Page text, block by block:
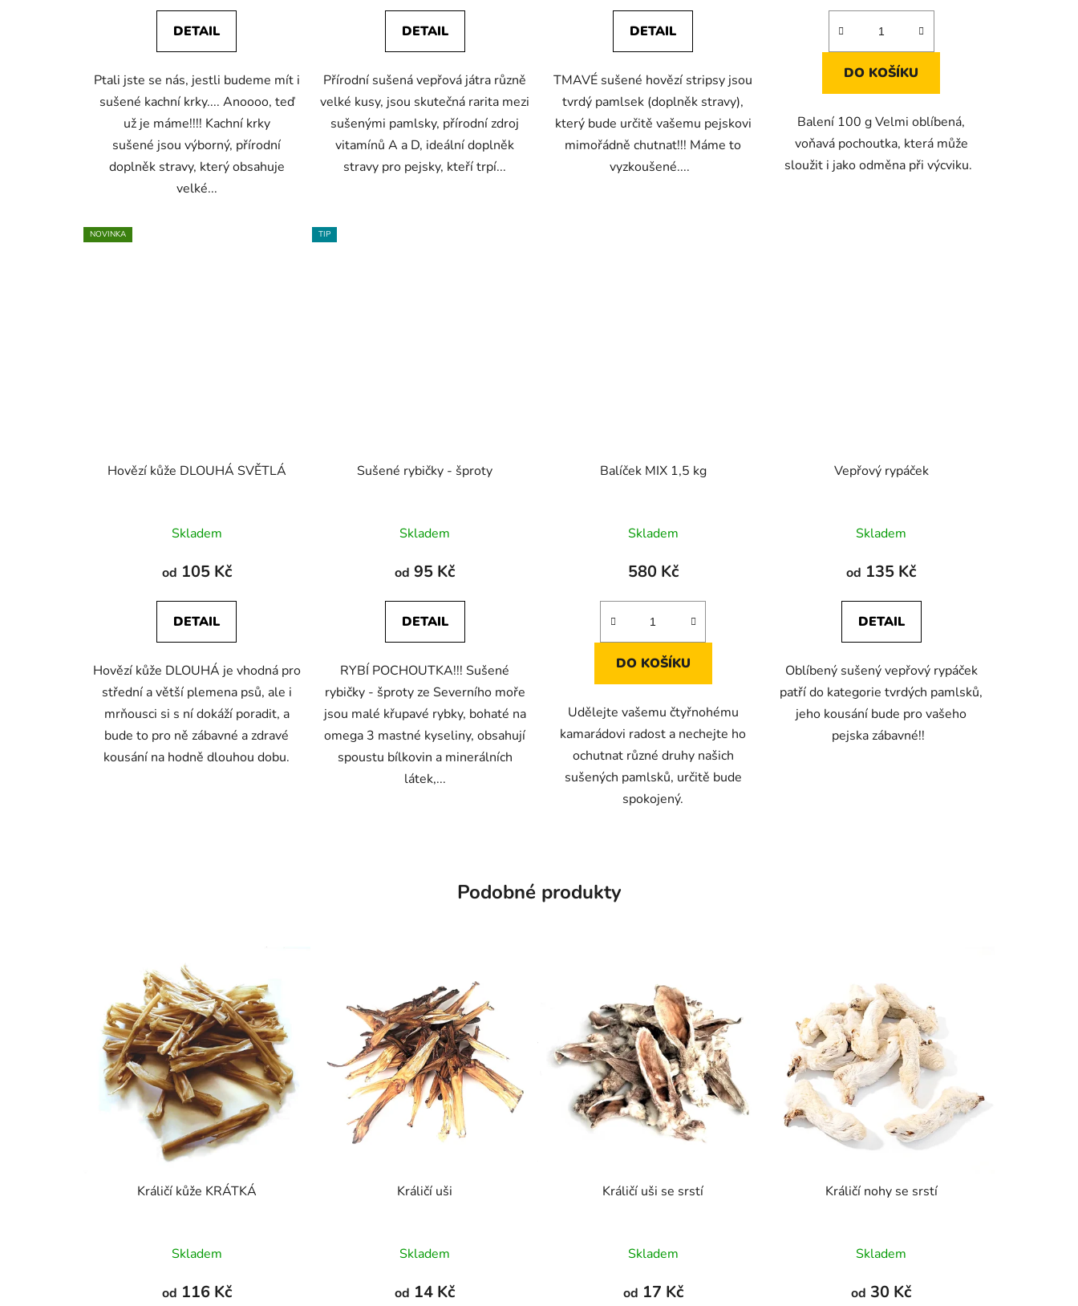
5,0
z
hvězdiček.
DETAIL
Ptali jste se nás, jestli budeme mít i
sušené kachní krky.... Anoooo, teď
už je máme!!!! Kachní krky
sušené jsou výborný, přírodní
doplněk stravy, který obsahuje
velké...
5,0
z
hvězdiček.
DETAIL
Přírodní sušená vepřová játra různě
velké kusy, jsou skutečná rarita mezi
sušenými pamlsky, přírodní zdroj
vitamínů A a D, ideální doplněk
stravy pro pejsky, kteří trpí...
5,0
z
hvězdiček.
DETAIL
TMAVÉ sušené hovězí stripsy jsou
tvrdý pamlsek (doplněk stravy),
který bude určitě vašemu pejskovi
mimořádně chutnat!!! Máme to
vyzkoušené....
5,0
z
hvězdiček.
DO KOŠÍKU
Balení 100 g Velmi oblíbená,
voňavá pochoutka, která může
sloužit i jako odměna při výcviku.
NOVINKA
Hovězí kůže DLOUHÁ SVĚTLÁ
hodnocení
produktu
4,0
z
hvězdiček.
Skladem
od 105 Kč
DETAIL
Hovězí kůže DLOUHÁ je vhodná pro
střední a větší plemena psů, ale i
mrňousci si s ní dokáží poradit, a
bude to pro ně zábavné a zdravé
kousání na hodně dlouhou dobu.
TIP
Sušené rybičky - šproty
hodnocení
produktu
5,0
z
hvězdiček.
Skladem
od 95 Kč
DETAIL
RYBÍ POCHOUTKA!!! Sušené
rybičky - šproty ze Severního moře
jsou malé křupavé rybky, bohaté na
omega 3 mastné kyseliny, obsahují
spoustu bílkovin a minerálních
látek,...
Balíček MIX 1,5 kg
hodnocení
produktu
5,0
z
hvězdiček.
Skladem
580 Kč
DO KOŠÍKU
Udělejte vašemu čtyřnohému
kamarádovi radost a nechejte ho
ochutnat různé druhy našich
sušených pamlsků, určitě bude
spokojený.
Vepřový rypáček
hodnocení
produktu
4,3
z
hvězdiček.
Skladem
od 135 Kč
DETAIL
Oblíbený sušený vepřový rypáček
patří do kategorie tvrdých pamlsků,
jeho kousání bude pro vašeho
pejska zábavné!!
Podobné produkty
Králičí kůže KRÁTKÁ
hodnocení
produktu
Skladem
od 116 Kč
Králičí uši
hodnocení
produktu
Skladem
od 14 Kč
Králičí uši se srstí
hodnocení
produktu
Skladem
od 17 Kč
Králičí nohy se srstí
hodnocení
produktu
Skladem
od 30 Kč